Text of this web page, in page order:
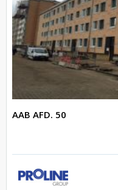
AAB AFD. 50